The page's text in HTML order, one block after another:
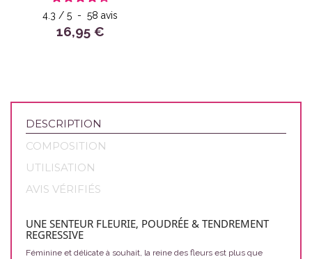
4.3 / 5 - 58avis
16,95 €
DESCRIPTION
COMPOSITION
UTILISATION
AVIS VÉRIFIÉS
UNE SENTEUR FLEURIE, POUDRÉE & TENDREMENT
REGRESSIVE
Féminine et délicate à souhait, la reine des fleurs est plus que